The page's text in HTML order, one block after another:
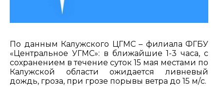
По данным Калужского ЦГМС – филиала ФГБУ
«Центральное УГМС»: в ближайшие 1-3 часа, с
сохранением в течение суток 15 мая местами по
Калужской области ожидается ливневый
дождь, гроза, при грозе порывы ветра до 15 м/с.